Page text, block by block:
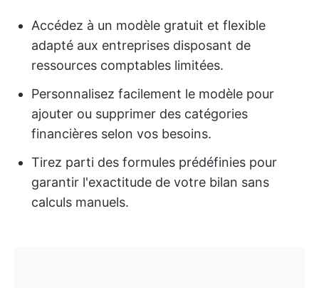
Accédez à un modèle gratuit et flexible
adapté aux entreprises disposant de
ressources comptables limitées.
Personnalisez facilement le modèle pour
ajouter ou supprimer des catégories
financières selon vos besoins.
Tirez parti des formules prédéfinies pour
garantir l'exactitude de votre bilan sans
calculs manuels.